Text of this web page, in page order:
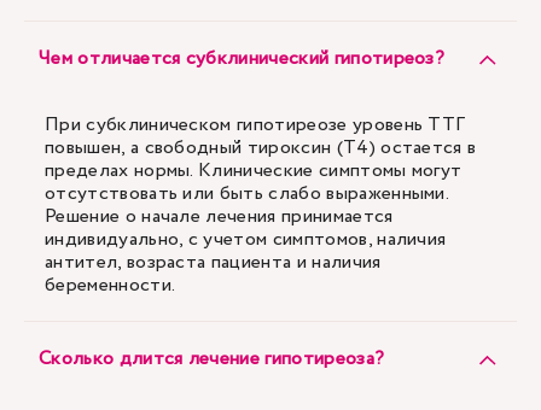
Чем отличается субклинический гипотиреоз?
При субклиническом гипотиреозе уровень ТТГ
повышен, а свободный тироксин (Т4) остается в
пределах нормы. Клинические симптомы могут
отсутствовать или быть слабо выраженными.
Решение о начале лечения принимается
индивидуально, с учетом симптомов, наличия
антител, возраста пациента и наличия
беременности.
Сколько длится лечение гипотиреоза?